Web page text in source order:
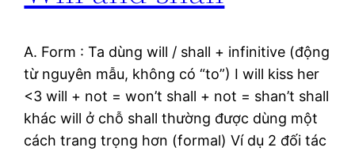
A. Form : Ta dùng will / shall + infinitive (động
từ nguyên mẫu, không có “to”) I will kiss her
<3 will + not = won’t shall + not = shan’t shall
khác will ở chỗ shall thường được dùng một
cách trang trọng hơn (formal) Ví dụ 2 đối tác